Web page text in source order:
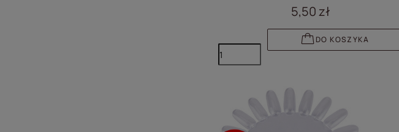
5,50 zł
DO KOSZYKA